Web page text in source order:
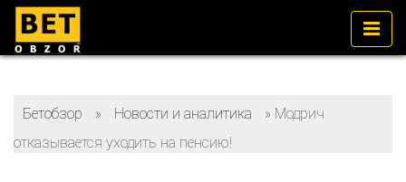
Бетобзор » Новости и аналитика » Модрич
отказывается уходить на пенсию!